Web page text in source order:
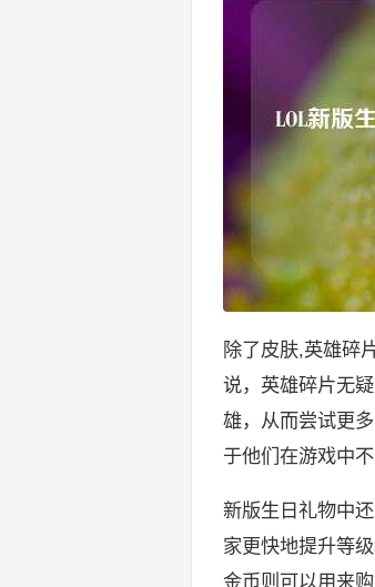
除了皮肤,英雄碎
说，英雄碎片无
雄，从而尝试更
于他们在游戏中
新版生日礼物中
家更快地提升等
金币则可以用来